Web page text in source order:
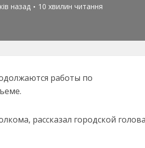
назад 10 хвилин читання
работы по
рассказал городской голова